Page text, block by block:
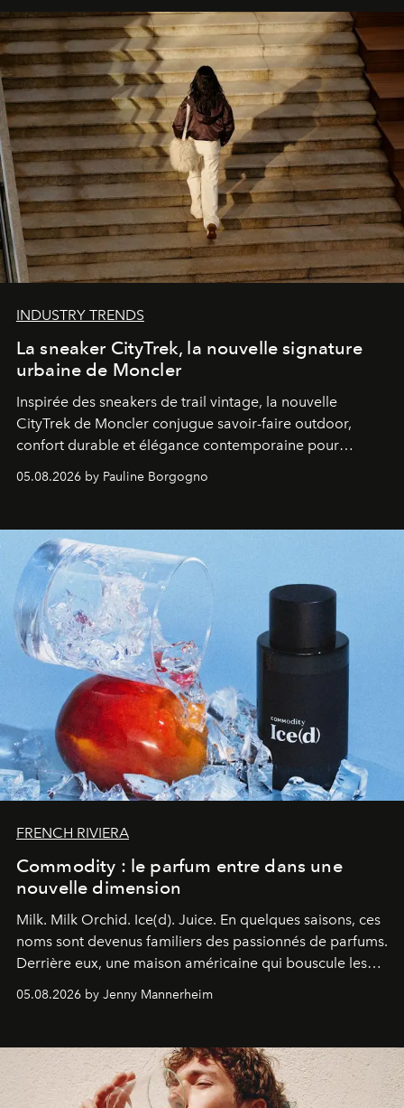
INDUSTRY TRENDS
La sneaker CityTrek, la nouvelle signature
urbaine de Moncler
Inspirée des sneakers de trail vintage, la nouvelle
CityTrek de Moncler conjugue savoir-faire outdoor,
confort durable et élégance contemporaine pour
accompagner les explorations du quotidien.
05.08.2026 by Pauline Borgogno
FRENCH RIVIERA
Commodity : le parfum entre dans une
nouvelle dimension
Milk. Milk Orchid. Ice(d). Juice. En quelques saisons, ces
noms sont devenus familiers des passionnés de parfums.
Derrière eux, une maison américaine qui bouscule les
codes de la parfumerie contemporaine en proposant
une approche aussi intuitive que personnelle :
05.08.2026 by Jenny Mannerheim